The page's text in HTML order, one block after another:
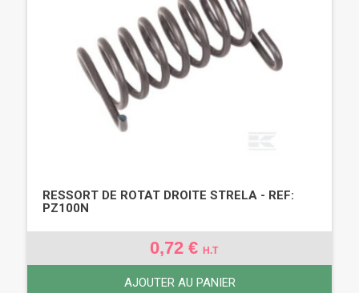
RESSORT DE ROTAT DROITE STRELA - REF:
PZ100N
0,72 € H.T
AJOUTER AU PANIER